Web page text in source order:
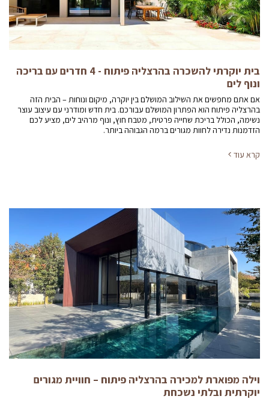
בית יוקרתי להשכרה בהרצליה פיתוח - 4 חדרים עם בריכה
ונוף לים
אם אתם מחפשים את השילוב המושלם בין יוקרה, מיקום ונוחות – הבית הזה
בהרצליה פיתוח הוא הפתרון המושלם עבורכם. בית חדש ומודרני עם עיצוב עוצר
נשימה, הכולל בריכת שחייה פרטית, מטבח חוץ, ונוף מרהיב לים, מציע לכם
הזדמנות נדירה לחוות מגורים ברמה הגבוהה ביותר.
קרא עוד
וילה מפוארת למכירה בהרצליה פיתוח – חוויית מגורים
יוקרתית ובלתי נשכחת